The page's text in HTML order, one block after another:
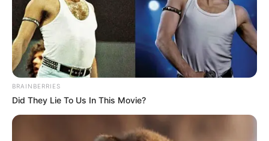
Indianerromanen um den Apachenhäuptling Winnetou
und dem Westernhelden Old Shatterhand berühmt wurde.
Hierzu gehört auch das Wild-West-Blockhaus "Villa
Bärenfett" mit originalen Gebrauchs- und
Kunstgegenständen der Indianer Nordamerikas.
Schloss Neuschwanstein
Schlösserkönigs Ludwig II. von Bayern
BRAINBERRIES
Did They Lie To Us In This Movie?